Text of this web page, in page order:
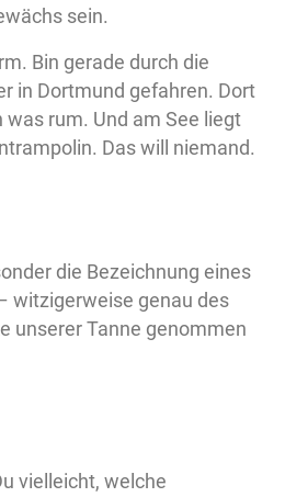
sein.
Bin gerade durch die
in Dortmund gefahren. Dort
was rum. Und am See liegt
Das will niemand.
die Bezeichnung eines
witzigerweise genau des
unserer Tanne genommen
vielleicht, welche